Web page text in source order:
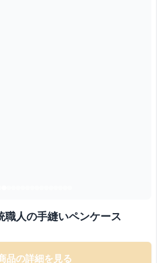
職人の手縫いペンケース
品の詳細を見る